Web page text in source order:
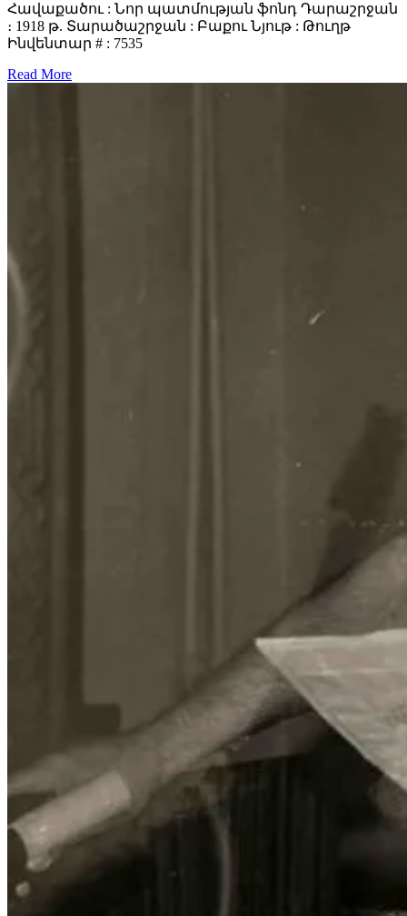
Հավաքածու : Նոր պատմության ֆոնդ Դարաշրջան
։ 1918 թ. Տարածաշրջան : Բաքու Նյութ : Թուղթ
Ինվենտար # : 7535
Read More